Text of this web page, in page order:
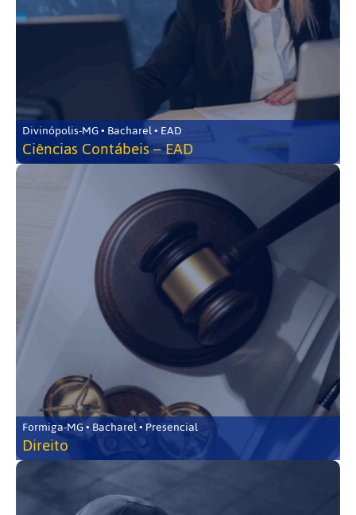
Divinópolis-MG • Bacharel • EAD
Ciências Contábeis – EAD
Formiga-MG • Bacharel • Presencial
Direito